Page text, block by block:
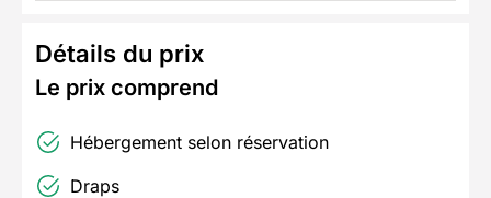
Détails du prix
Le prix comprend
Hébergement selon réservation
Draps